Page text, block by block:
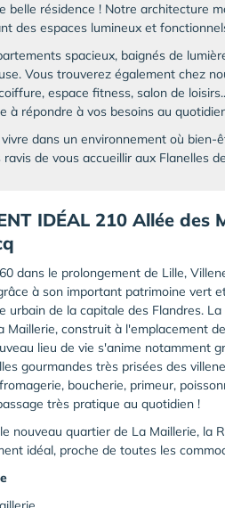
belle résidence ! Notre architecture
des espaces lumineux et
spacieux, baignés de
Vous trouverez également chez
espace fitness, salon de
à répondre à vos besoins au
dans un environnement où
de vous accueillir aux Flanelles
IDÉAL 210 Allée des
dans le prolongement de Lille,
à son important patrimoine vert
urbain de la capitale des Flandres.
Maillerie, construit à l'emplacement
lieu de vie s'anime notamment
gourmandes très prisées des
boucherie, primeur,
très pratique au quotidien !
nouveau quartier de La Maillerie, la
idéal, proche de toutes les